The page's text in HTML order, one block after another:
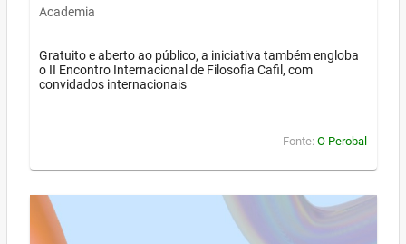
Academia
Gratuito e aberto ao público, a iniciativa também engloba
o II Encontro Internacional de Filosofia Cafil, com
convidados internacionais
Fonte: O Perobal